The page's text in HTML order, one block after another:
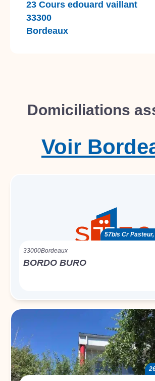
23 Cours edouard vaillant
33300
Bordeaux
Domiciliations
Voir
57bis Cr
33000Bordeaux
BORDO BURO